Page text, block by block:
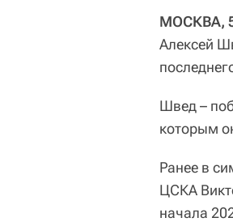
МОСКВА,
Алексей
Швед –
которым
Ранее в
ЦСКА
начала